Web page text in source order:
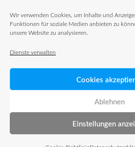
Wir verwenden Cookies, um Inhalte und
Funktionen für soziale Medien anbieten zu
unsere Website zu analysieren.
Dienste verwalten
Cookies
Ablehnen
Einstellungen
© 2026 TUP GmbH & Co. KG –